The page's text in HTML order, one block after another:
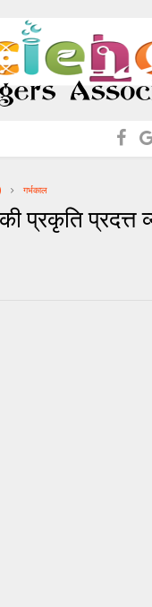
गर्भकाल
प्रकृति प्रदत्त